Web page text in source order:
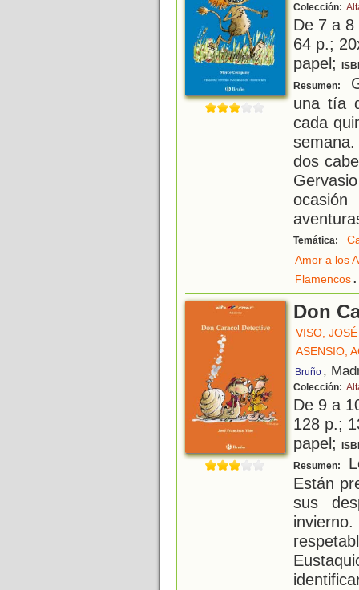
Colección:
De 7 a
64 p.;
papel;
Resumen:
una tía
cada
dos
Temática:
Amor a los
Flamencos.
Don
VISO,
ASENSIO,
Bruño ,
Colección:
De 9 a
128 p.;
papel;
Resumen:
Están
sus